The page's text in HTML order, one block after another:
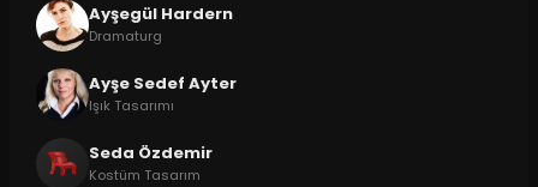
Ayşegül Hardern
Dramaturg
Ayşe Sedef Ayter
Işık Tasarımı
Seda Özdemir
Kostüm Tasarım